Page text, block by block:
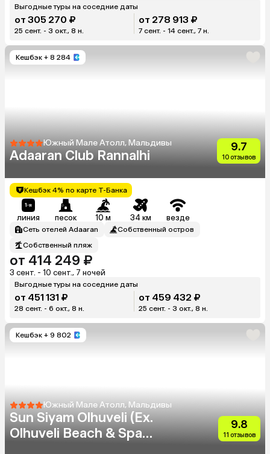
Выгодные туры на соседние даты
от 305 270 ₽
25 сент. - 3 окт., 8 н.
от 278 913 ₽
7 сент. - 14 сент., 7 н.
Кешбэк + 8 284
Южный Мале Атолл, Мальдивы
Adaaran Club Rannalhi
9.7
10 отзывов
Кешбэк 4% по карте Т-Банка
линия песок 10 м 34 км везде
Сеть отелей Adaaran
Собственный остров
Собственный пляж
от 414 249 ₽
3 сент. - 10 сент., 7 ночей
Выгодные туры на соседние даты
от 451 131 ₽
28 сент. - 6 окт., 8 н.
от 459 432 ₽
25 сент. - 3 окт., 8 н.
Кешбэк + 9 802
Южный Мале Атолл, Мальдивы
Sun Siyam Olhuveli (Ex.
Olhuveli Beach & Spa
9.8
11 отзывов